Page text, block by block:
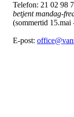
Telefon: 21 02 98
betjent mandag-
(sommertid 15.mai
E-post: